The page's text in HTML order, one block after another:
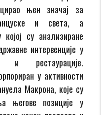
њен значај за
и света, а
су анализиране
интервенције у
и рестаурације.
у активности
Макрона, које су
његове позиције у